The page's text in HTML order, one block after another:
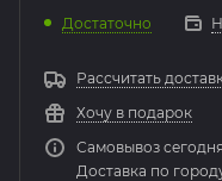
Достаточно
Рассчитать
Хочу в подарок
Самовывоз
Доставка по